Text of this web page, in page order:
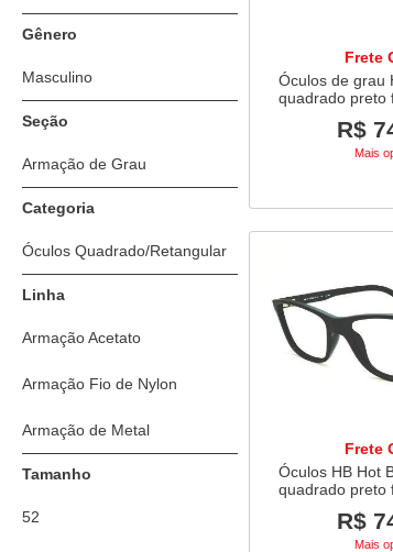
Gênero
Masculino
Seção
Armação de Grau
Categoria
Óculos Quadrado/Retangular
Linha
Armação Acetato
Armação Fio de Nylon
Armação de Metal
Tamanho
52
Frete
Óculos de grau
quadrado preto
R$
Mais
Frete
Óculos HB Hot
quadrado preto
R$
Mais